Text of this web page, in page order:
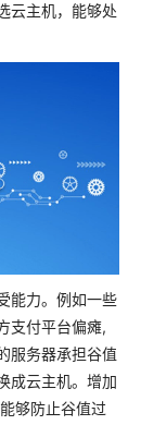
云主机，能够处
能力。例如一些
支付平台偏瘫,
服务器承担谷值
成云主机。增加
够防止谷值过